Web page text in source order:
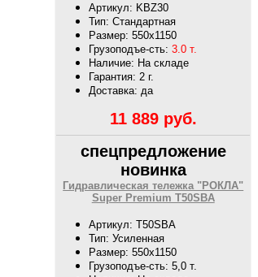
Артикул: KBZ30
Тип: Стандартная
Размер: 550х1150
Грузоподъе-сть:3.0 т.
Наличие: На складе
Гарантия: 2 г.
Доставка: да
11 889руб.
спецпредложение
новинка
Гидравлическая тележка "РОКЛА"
Super Premium T50SBA
Артикул: T50SBA
Тип: Усиленная
Размер: 550х1150
Грузоподъе-сть: 5,0 т.